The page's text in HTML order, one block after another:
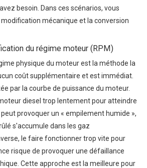
besoin. Dans ces scénarios, vous
mécanique et la conversion
du régime moteur (RPM)
physique du moteur est la méthode la
coût supplémentaire et est immédiat.
par la courbe de puissance du moteur.
diesel trop lentement pour atteindre
provoquer un « empilement humide »,
s'accumule dans les gaz
le faire fonctionner trop vite pour
risque de provoquer une défaillance
Cette approche est la meilleure pour